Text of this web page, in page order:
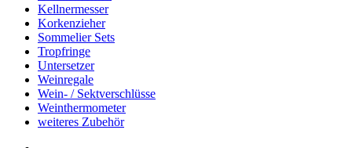
Kellnermesser
Korkenzieher
Sommelier Sets
Tropfringe
Untersetzer
Weinregale
Wein- / Sektverschlüsse
Weinthermometer
weiteres Zubehör